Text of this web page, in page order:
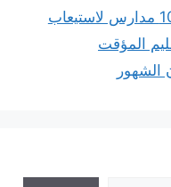
التربية التركية تخطط لبناء 105 مدارس لاستيعاب
المؤقت